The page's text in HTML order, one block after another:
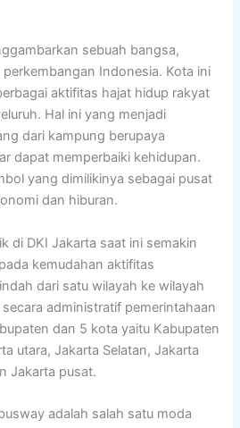
sebuah bangsa,
Indonesia. Kota ini
aktifitas hajat hidup rakyat
Hal ini yang menjadi
dari kampung berupaya
dapat memperbaiki kehidupan.
yang dimilikinya sebagai pusat
dan hiburan.
di DKI Jakarta saat ini semakin
kemudahan aktifitas
dari satu wilayah ke wilayah
secara administratif pemerintahaan
dan 5 kota yaitu Kabupaten
utara, Jakarta Selatan, Jakarta
Jakarta pusat.
adalah salah satu moda